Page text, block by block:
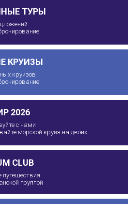
ТУРЫ
КРУИЗЫ
круизов
2026
с нами
морской круиз на двоих
CLUB
путешествия
группой